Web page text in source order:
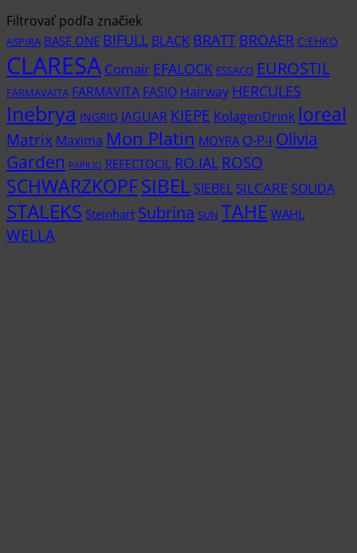
Filtrovať podľa značiek
ASPIRA BASE ONE BIFULL BLACK BRATT BROAER C:EHKO
CLARESA Comair EFALOCK ESSACO EUROSTIL
FARMAVAITA FARMAVITA FASIO Hairway HERCULES
Inebrya INGRID JAGUAR KIEPE KolagenDrink loreal
Matrix Maxima Mon Platin MOYRA O-P-I Olivia
Garden PAPILIO REFECTOCIL RO.IAL ROSO
SCHWARZKOPFSIBEL SIEBEL SILCARE SOLIDA
STALEKS Steinhart Subrina SUN TAHE WAHL
WELLA